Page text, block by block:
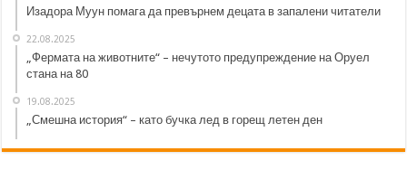
Изадора Муун помага да превърнем децата в запалени читатели
22.08.2025
„Фермата на животните“ – нечутото предупреждение на Оруел
стана на 80
19.08.2025
„Смешна история“ – като бучка лед в горещ летен ден